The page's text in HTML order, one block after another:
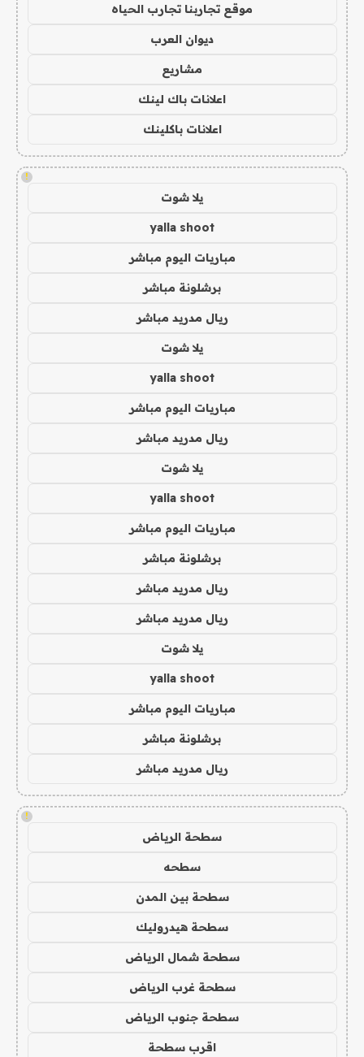
موقع تجاربنا تجارب الحياه
ديوان العرب
مشاريع
اعلانات باك لينك
اعلانات باكلينك
!
يلا شوت
yalla shoot
مباريات اليوم مباشر
برشلونة مباشر
ريال مدريد مباشر
يلا شوت
yalla shoot
مباريات اليوم مباشر
ريال مدريد مباشر
يلا شوت
yalla shoot
مباريات اليوم مباشر
برشلونة مباشر
ريال مدريد مباشر
ريال مدريد مباشر
يلا شوت
yalla shoot
مباريات اليوم مباشر
برشلونة مباشر
ريال مدريد مباشر
!
سطحة الرياض
سطحه
سطحة بين المدن
سطحة هيدروليك
سطحة شمال الرياض
سطحة غرب الرياض
سطحة جنوب الرياض
اقرب سطحة